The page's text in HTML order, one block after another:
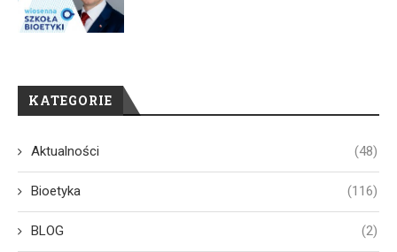
KATEGORIE
Aktualności (48)
Bioetyka (116)
BLOG (2)